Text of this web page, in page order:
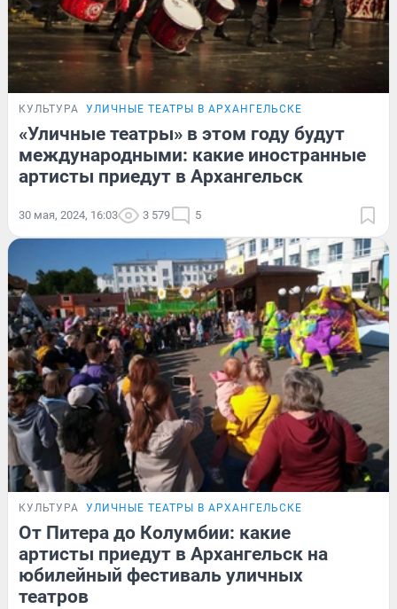
КУЛЬТУРА УЛИЧНЫЕ ТЕАТРЫ В АРХАНГЕЛЬСКЕ
«Уличные театры» в этом году будут
международными: какие иностранные
артисты приедут в Архангельск
30 мая, 2024, 16:03 3 579 5
КУЛЬТУРА УЛИЧНЫЕ ТЕАТРЫ В АРХАНГЕЛЬСКЕ
От Питера до Колумбии: какие
артисты приедут в Архангельск на
юбилейный фестиваль уличных
театров